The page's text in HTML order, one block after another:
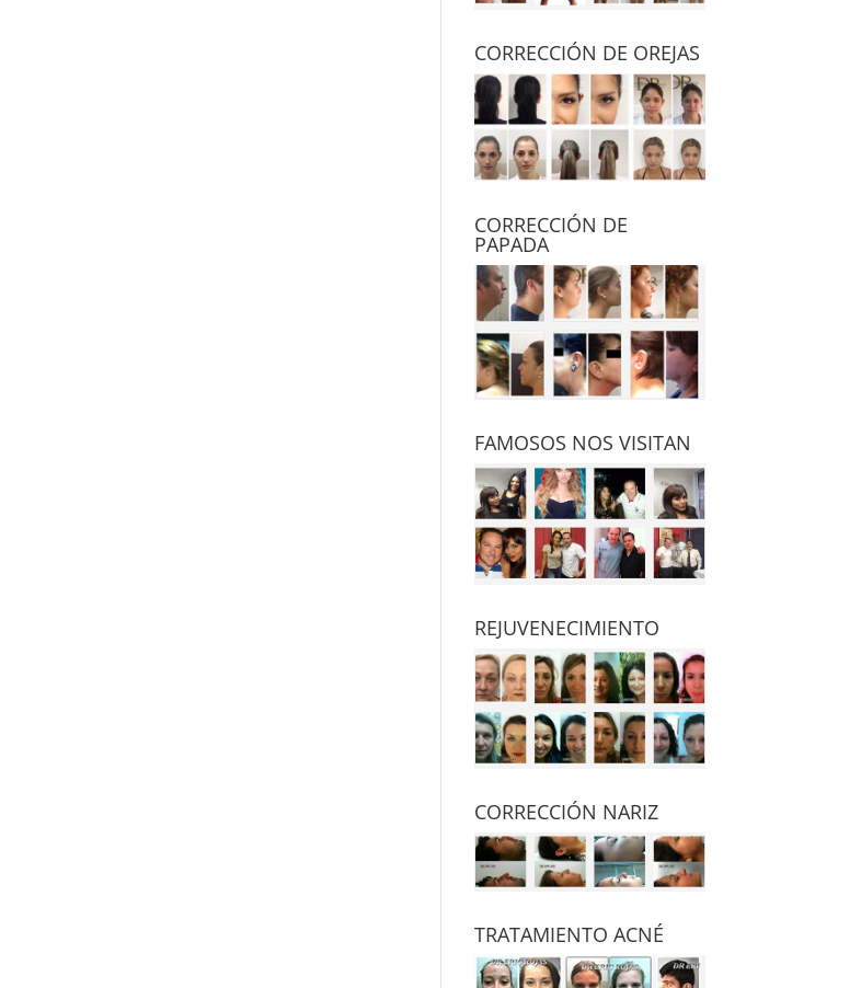
CORRECCIÓN DE OREJAS
CORRECCIÓN DE
PAPADA
FAMOSOS NOS VISITAN
REJUVENECIMIENTO
CORRECCIÓN NARIZ
TRATAMIENTO ACNÉ